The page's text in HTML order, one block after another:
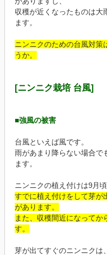
収穫が近くなったものは大
ます。
ニンニクのための台風対策
うか。
[ニンニク栽培 台風]
■強風の被害
台風といえば風です。
雨があまり降らない場合で
ます。
ニンニクの植え付けは9月
すでに植え付けをして芽が
があります。
また、収穫間近になってか
す。
芽が出てすぐのニンニクは